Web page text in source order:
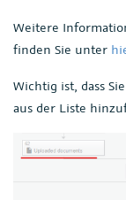
Weitere
finden Sie unter
Wichtig ist, dass
aus der Liste